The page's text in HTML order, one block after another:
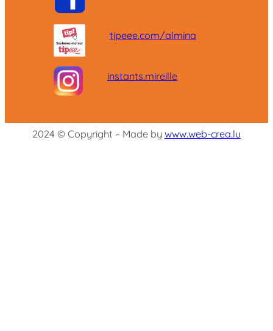
tipeee.com/almina
instants.mireille
2024 © Copyright – Made by www.web-crea.lu